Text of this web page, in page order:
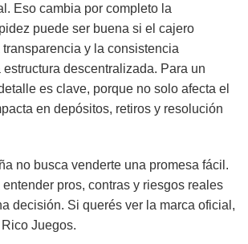
Eso cambia por completo la
puede ser buena si el cajero
y la consistencia
descentralizada. Para un
es clave, porque no solo afecta el
en depósitos, retiros y resolución
no busca venderte una promesa fácil.
pros, contras y riesgos reales
decisión. Si querés ver la marca oficial,
Juegos.